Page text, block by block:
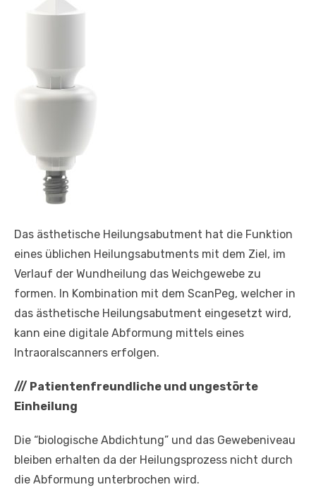
Das ästhetische Heilungsabutment hat die Funktion
eines üblichen Heilungsabutments mit dem Ziel, im
Verlauf der Wundheilung das Weichgewebe zu
formen. In Kombination mit dem ScanPeg, welcher in
das ästhetische Heilungsabutment eingesetzt wird,
kann eine digitale Abformung mittels eines
Intraoralscanners erfolgen.
/// Patientenfreundliche und ungestörte
Einheilung
Die “biologische Abdichtung” und das Gewebeniveau
bleiben erhalten da der Heilungsprozess nicht durch
die Abformung unterbrochen wird.